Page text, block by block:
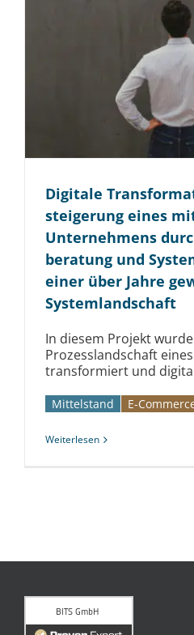
Digitale
steigerung eines
Unter­nehmens
beratung und
einer über Jahre
System­landschaft
In diesem Projekt
Prozesslandschaft
transformiert und
Mittelstand E-
Weiterlesen